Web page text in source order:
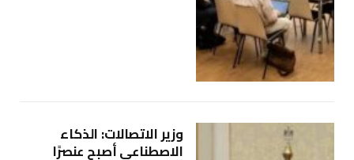
وزير الاتصالات: الذكاء
الاصطناعي أصبح عنصرًا